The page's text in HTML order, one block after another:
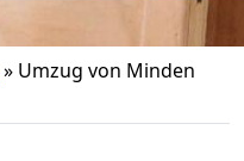
» Umzug von Minden